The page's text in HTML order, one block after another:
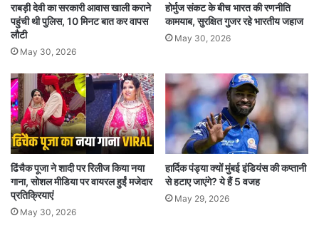
राबड़ी देवी का सरकारी आवास खाली कराने
पहुंची थी पुलिस, 10 मिनट बात कर वापस
लौटी
May 30, 2026
होर्मुज संकट के बीच भारत की रणनीति
कामयाब, सुरक्षित गुजर रहे भारतीय जहाज
May 30, 2026
ढिंचैक पूजा ने शादी पर रिलीज किया नया
गाना, सोशल मीडिया पर वायरल हुईं मजेदार
प्रतिक्रियाएं
May 30, 2026
हार्दिक पंड्या क्यों मुंबई इंडियंस की कप्तानी
से हटाए जाएंगे? ये हैं 5 वजह
May 29, 2026